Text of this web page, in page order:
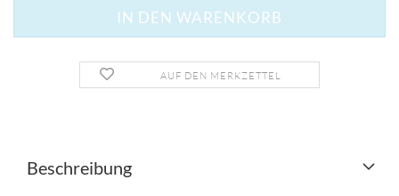
AUF DEN MERKZETTEL
Beschreibung